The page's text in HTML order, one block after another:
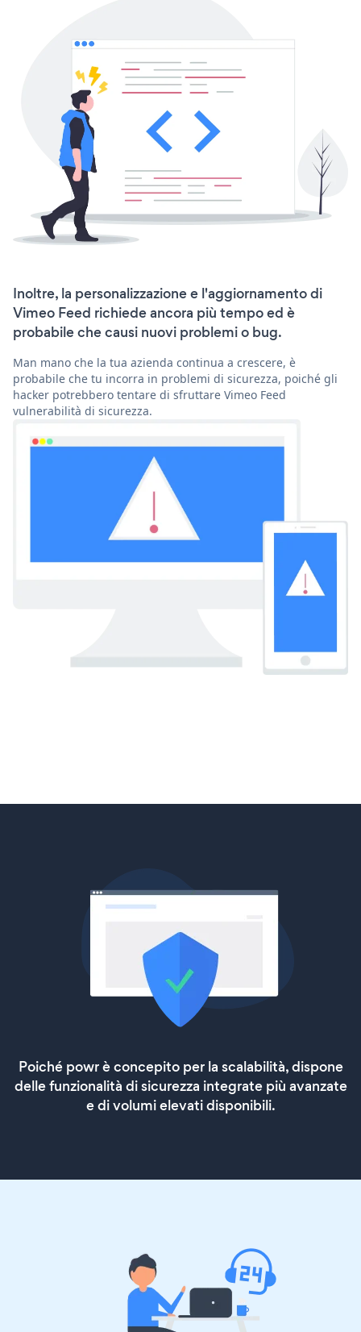
Inoltre, la personalizzazione e l'aggiornamento di
Vimeo Feed richiede ancora più tempo ed è
probabile che causi nuovi problemi o bug.
Man mano che la tua azienda continua a crescere, è
probabile che tu incorra in problemi di sicurezza, poiché gli
hacker potrebbero tentare di sfruttare Vimeo Feed
vulnerabilità di sicurezza.
Poiché powr è concepito per la scalabilità, dispone
delle funzionalità di sicurezza integrate più avanzate
e di volumi elevati disponibili.